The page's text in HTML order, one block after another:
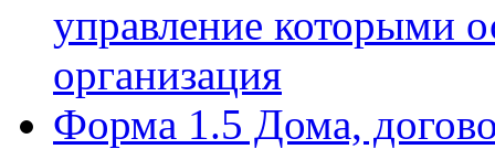
управление которыми
организация
Форма 1.5 Дома,